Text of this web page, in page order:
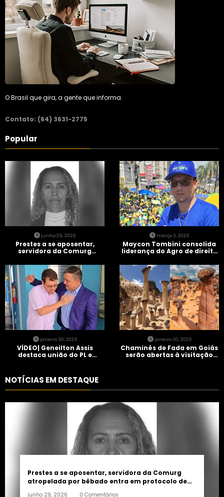
O Brasil que gira, a gente que informa.
Contato: (64) 3631-2775
Popular
junho 29, 2026
Prestes a se aposentar,
servidora da Comurg
entra em protocolo de
morte encefálica
março 3, 2026
Maycon Tombini consolida
liderança do Agro de direita
Brasil” em Goiânia
janeiro 30, 2026
VÍDEO| Geneilton Assis
destaca união do PL e
janeiro 30, 2026
Chaminés de Fada em Goiás
serão abertas à visitação
NOTÍCIAS EM DESTAQUE
Prestes a se aposentar, servidora da Comurg
atropelada por bêbado entra em protocolo de
junho 29, 2026 0 Comentários